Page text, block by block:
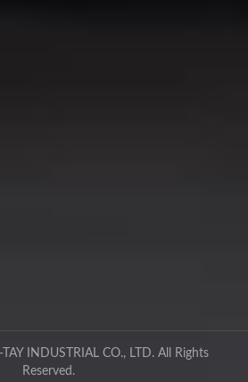
TAY INDUSTRIAL CO., LTD.All Rights
Reserved.